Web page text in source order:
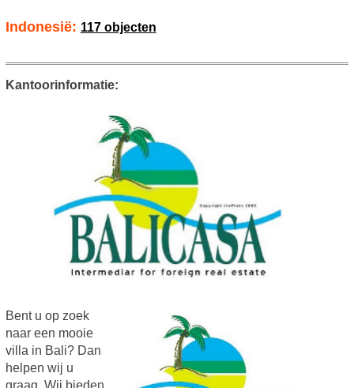
Indonesië: 117 objecten
Kantoorinformatie:
Bent u op zoek
naar een mooie
villa in Bali? Dan
helpen wij u